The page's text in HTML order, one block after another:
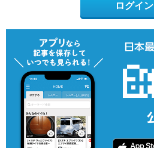
ログイン